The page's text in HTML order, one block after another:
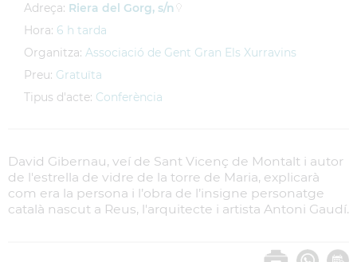
Adreça: Riera del Gorg, s/n
Hora: 6 h tarda
Organitza: Associació de Gent Gran Els Xurravins
Preu: Gratuïta
Tipus d'acte: Conferència
David Gibernau, veí de Sant Vicenç de Montalt i autor
de l'estrella de vidre de la torre de Maria, explicarà
com era la persona i l’obra de l’insigne personatge
català nascut a Reus, l'arquitecte i artista Antoni Gaudí.